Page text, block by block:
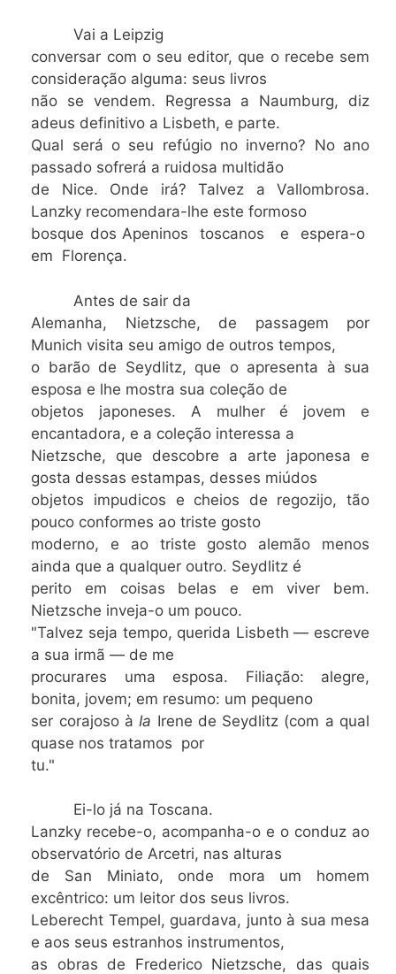
Vai a Leipzig
conversar com o seu editor, que o recebe sem
consideração alguma: seus livros
não se vendem. Regressa a Naumburg, diz
adeus definitivo a Lisbeth, e parte.
Qual será o seu refúgio no inverno? No ano
passado sofrerá a ruidosa multidão
de Nice. Onde irá? Talvez a Vallombrosa.
Lanzky recomendara-lhe este formoso
bosque dos Apeninos toscanos e espera-o
em Florença.
Antes de sair da
Alemanha, Nietzsche, de passagem por
Munich visita seu amigo de outros tempos,
o barão de Seydlitz, que o apresenta à sua
esposa e lhe mostra sua coleção de
objetos japoneses. A mulher é jovem e
encantadora, e a coleção interessa a
Nietzsche, que descobre a arte japonesa e
gosta dessas estampas, desses miúdos
objetos impudicos e cheios de regozijo, tão
pouco conformes ao triste gosto
moderno, e ao triste gosto alemão menos
ainda que a qualquer outro. Seydlitz é
perito em coisas belas e em viver bem.
Nietzsche inveja-o um pouco.
"Talvez seja tempo, querida Lisbeth — escreve
a sua irmã — de me
procurares uma esposa. Filiação: alegre,
bonita, jovem; em resumo: um pequeno
ser corajoso à Ia Irene de Seydlitz (com a qual
quase nos tratamos por
tu."
Ei-lo já na Toscana.
Lanzky recebe-o, acompanha-o e o conduz ao
observatório de Arcetri, nas alturas
de San Miniato, onde mora um homem
excêntrico: um leitor dos seus livros.
Leberecht Tempel, guardava, junto à sua mesa
e aos seus estranhos instrumentos,
as obras de Frederico Nietzsche, das quais